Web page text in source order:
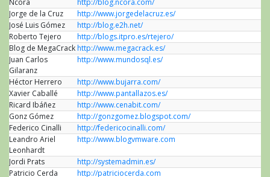
Ncora
http://blog.ncora.com/
Jorge de la Cruz
http://www.jorgedelacruz.es/
José Luis Gómez
http://blog.e2h.net/
Roberto Tejero
http://blogs.itpro.es/rtejero/
Blog de MegaCrackhttp://www.megacrack.es/
Juan Carlos
Gilaranz
http://www.mundosql.es/
Héctor Herrero
http://www.bujarra.com/
Xavier Caballé
http://www.pantallazos.es/
Ricard Ibáñez
http://www.cenabit.com/
Gonz Gómez
http://gonzgomez.blogspot.com/
Federico Cinalli
http://federicocinalli.com/
Leandro Ariel
Leonhardt
http://www.blogvmware.com
Jordi Prats
http://systemadmin.es/
Patricio Cerda
http://patriciocerda.com